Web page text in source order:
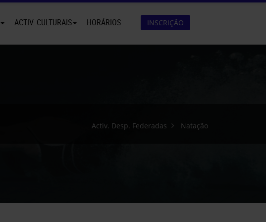
ACTIV. CULTURAIS HORÁRIOS INSCRIÇÃO
Activ. Desp. Federadas Natação